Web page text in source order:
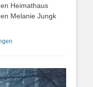
Heimathaus
Melanie Jungk